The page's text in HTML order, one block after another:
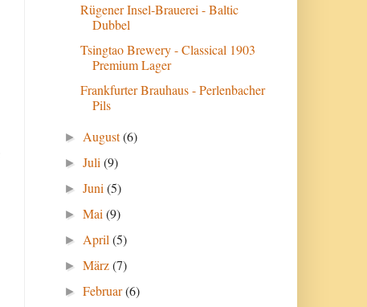
Rügener Insel-Brauerei - Baltic
Dubbel
Tsingtao Brewery - Classical 1903
Premium Lager
Frankfurter Brauhaus - Perlenbacher
Pils
► August(6)
►Juli(9)
►Juni(5)
►Mai(9)
► April(5)
►März(7)
►Februar(6)